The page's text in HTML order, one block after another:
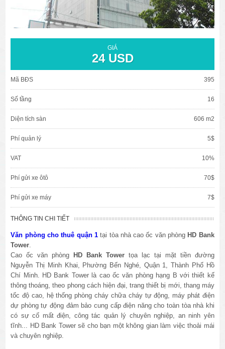
GIÁ
24 USD
Mã BĐS 395
Số tầng 16
Diện tích sàn 606 m2
Phí quản lý 5$
VAT 10%
Phí gửi xe ôtô 70$
Phí gửi xe máy 7$
THÔNG TIN CHI TIẾT
Văn phòng cho thuê quận 1tại tòa nhà cao ốc văn phòng HD Bank
Tower
Cao ốc văn phòng
HD Bank Tower tọa lạc tại mặt tiền đường
Nguyễn Thị Minh Khai, Phường Bến Nghé, Quận 1, Thành Phố Hồ
Chí Minh. HD Bank Tower là cao ốc văn phòng hạng B với thiết kế
thông thoáng, theo phong cách hiện đại, trang thiết bị mới, thang máy
tốc độ cao, hệ thống phòng cháy chữa cháy tự động, máy phát điện
dự phòng tự động đảm bảo cung cấp điện năng cho toàn tòa nhà khi
có sự cố mất điện, công tác quản lý chuyên nghiệp, an ninh yên
tĩnh... HD Bank Tower sẽ cho bạn một không gian làm việc thoải mái
và chuyên nghiệp.
văn phòng quận 1
văn phòng quận 3
cao ốc văn phòng quận 1